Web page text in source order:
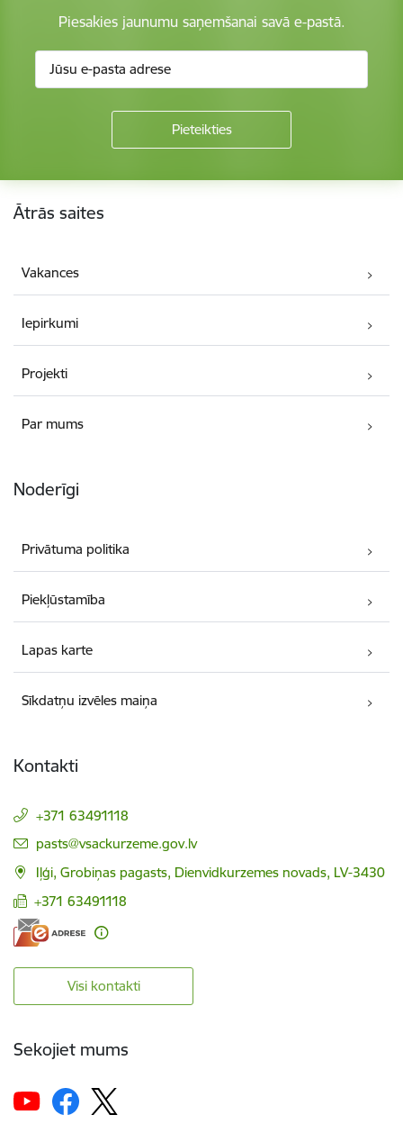
Piesakies jaunumu saņemšanai savā e-pastā.
Kājene
Ātrās saites
Vakances
Iepirkumi
Projekti
Par mums
Noderīgi
Privātuma politika
Piekļūstamība
Lapas karte
Sīkdatņu izvēles maiņa
Kontakti
+371 63491118
E-pasts:
pasts@vsackurzeme.gov.lv
Iļģi, Grobiņas pagasts, Dienvidkurzemes novads, LV-3430
+371 63491118
Visi kontakti
Sekojiet mums